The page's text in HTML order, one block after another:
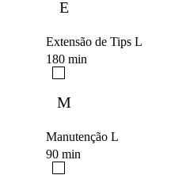
E
Extensão de Tips L
180 min
M
Manutenção L
90 min